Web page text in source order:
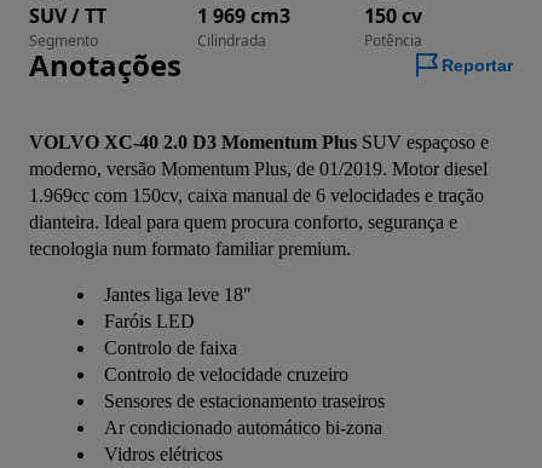
SUV / TT
Segmento
1 969 cm3
Cilindrada
150 cv
Potência
Anotações Reportar
VOLVO XC-40 2.0 D3 Momentum Plus SUV espaçoso e
moderno, versão Momentum Plus, de 01/2019. Motor diesel
1.969cc com 150cv, caixa manual de 6 velocidades e tração
dianteira. Ideal para quem procura conforto, segurança e
tecnologia num formato familiar premium.
Jantes liga leve 18"
Faróis LED
Controlo de faixa
Controlo de velocidade cruzeiro
Sensores de estacionamento traseiros
Ar condicionado automático bi-zona
Vidros elétricos